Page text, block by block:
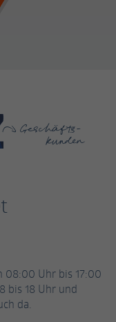
Geschäfts-
kunden
Uhr bis 17:00
bis 18 Uhr und
da.
das für Website-Analysen,
von